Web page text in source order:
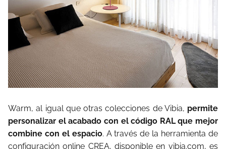
Warm, al igual que otras colecciones de Vibia, permite
personalizar el acabado con el código RAL que mejor
combine con el espacio. A través de la herramienta de
configuración online CREA, disponible en vibia.com, es